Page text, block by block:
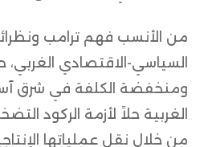
من الأنسب فهم ترامب
السياسي-الاقتصادي
ومنخفضة الكلفة في شرق
الغربية حلاً لأزمة الركود
من خلال نقل عملياتها